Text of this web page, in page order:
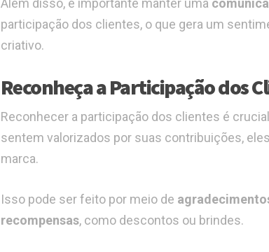
Além disso, é importante manter uma
participação dos clientes, o que gera um
criativo.
Reconheça a Participação dos
Reconhecer a participação dos clientes é
sentem valorizados por suas contribuições,
marca.
Isso pode ser feito por meio de
recompensas, como descontos ou brindes.